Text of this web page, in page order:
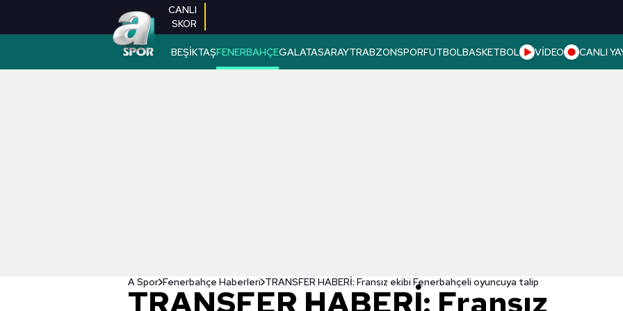
CANLI
SKOR
BEŞİKTAŞFENERBAHÇEGALATASARAYTRABZONSPORFUTBOLBASKETBOL VİDEO CANLI
A Spor Fenerbahçe Haberleri TRANSFER HABERİ: Fransız ekibi Fenerbahçeli oyuncuya talip
TRANSFER HABERİ: Fransız